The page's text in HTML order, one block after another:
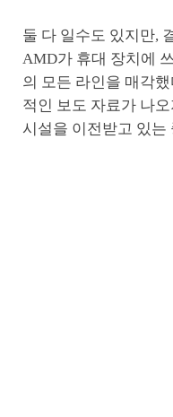
둘 다 일수도 있지만,
AMD가 휴대 장치에
의 모든 라인을 매각
적인 보도 자료가 나
시설을 이전받고 있는